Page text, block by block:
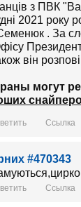
з ПВК
2021 року
. За
він
могут
Ссылка
#470343
Ссылка